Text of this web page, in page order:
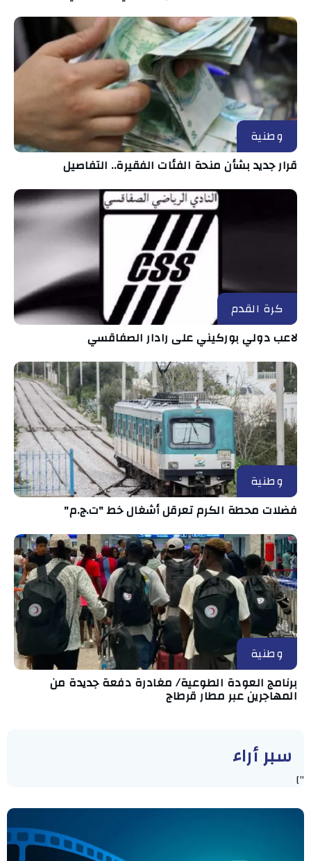
وطنية
قرار جديد بشأن منحة الفئات الفقيرة.. التفاصيل
كرة القدم
لاعب دولي بوركيني على رادار الصفاقسي
وطنية
فضلات محطة الكرم تعرقل أشغال خط "ت.ج.م"
وطنية
برنامج العودة الطوعية/ مغادرة دفعة جديدة من
المهاجرين عبر مطار قرطاج
سبر أراء
"]